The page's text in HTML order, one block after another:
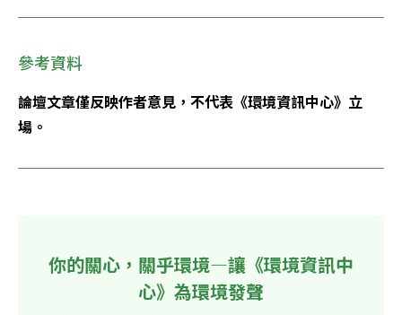
參考資料
論壇文章僅反映作者意見，不代表《環境資訊中心》立
場。
你的關心，關乎環境—讓《環境資訊中
心》為環境發聲